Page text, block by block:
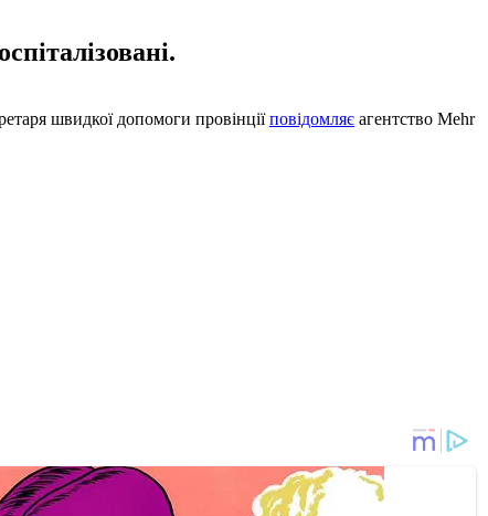
швидкої допомоги провінціїповідомляє агентство Mehr